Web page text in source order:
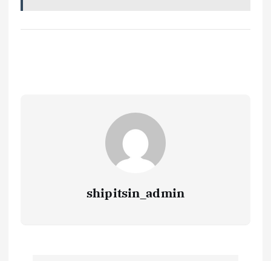
shipitsin_admin